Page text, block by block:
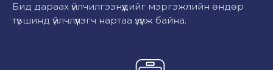
Бид дараах үйлчилгээнүүдийг мэргэжлийн өндөр
түвшинд үйлчлүүлэгч нартаа үзүүлж байна.